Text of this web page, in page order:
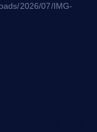
2026/07/IMG-